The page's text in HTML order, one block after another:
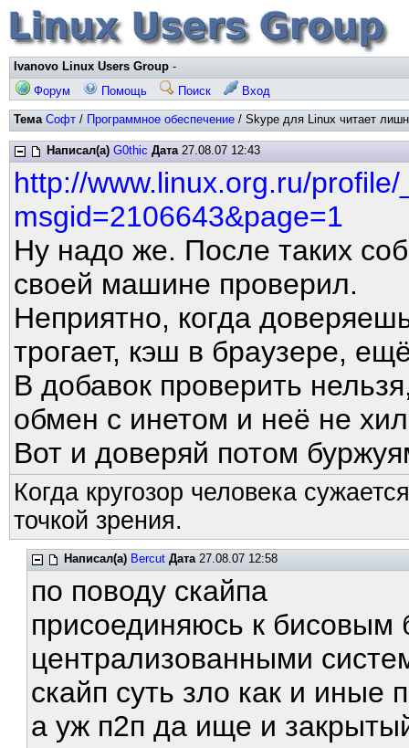
Ivanovo Linux Users Group -
Форум
Помощь Поиск Вход
Тема Софт / Программное обеспечение / Skype для Linux читает
Написал(а) G0thic Дата27.08.07 12:43
http://www.linux.org.ru/
msgid=2106643&page=1
Ну надо же. После таких
своей машине проверил.
Неприятно, когда
трогает, кэш в браузере,
В добавок проверить
обмен с инетом и неё не
Вот и доверяй потом
Когда кругозор человека
точкой зрения.
Написал(а) Bercut Дата27.08.07 12:58
по поводу скайпа
присоединяюсь к бисовым
централизованными
скайп суть зло как и иные
а уж п2п да ище и